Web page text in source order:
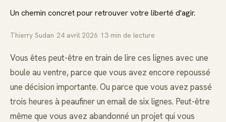
Un chemin concret pour retrouver votre liberté d'agir.
Thierry Sudan 24 avril 2026 13 min de lecture
Vous êtes peut-être en train de lire ces lignes avec une
boule au ventre, parce que vous avez encore repoussé
une décision importante. Ou parce que vous avez passé
trois heures à peaufiner un email de six lignes. Peut-être
même que vous avez abandonné un projet qui vous